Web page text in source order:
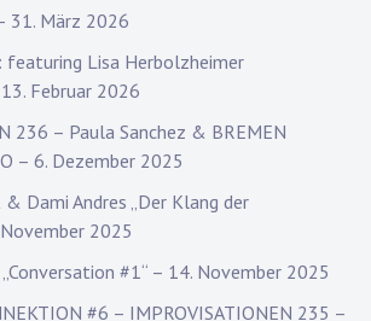
31. März 2026
featuring Lisa Herbolzheimer
Februar 2026
236 – Paula Sanchez & BREMEN
– 6. Dezember 2025
Dami Andres „Der Klang der
2025
#1“ – 14. November 2025
#6 – IMPROVISATIONEN 235 –